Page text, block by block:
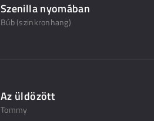
Szenilla nyomában
Búb (szinkronhang)
Az üldözött
Tommy